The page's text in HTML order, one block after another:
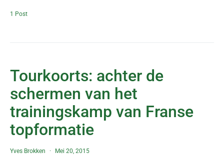
1 Post
Tourkoorts: achter de
schermen van het
trainingskamp van Franse
topformatie
Yves Brokken Mei 20, 2015